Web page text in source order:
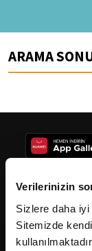
Verilerinizin
Sizlere daha
Sitemizde
ARAMA
2026Fikriyat.